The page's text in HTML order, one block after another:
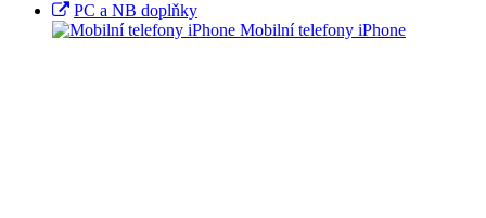
PC a NB doplňky
Mobilní telefony iPhone